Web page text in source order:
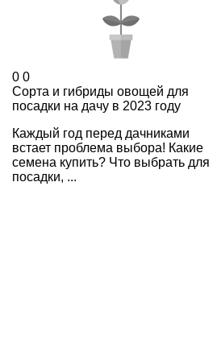
0 0
Сорта и гибриды овощей для
посадки на дачу в 2023 году
Каждый год перед дачниками
встает проблема выбора! Какие
семена купить? Что выбрать для
посадки, ...